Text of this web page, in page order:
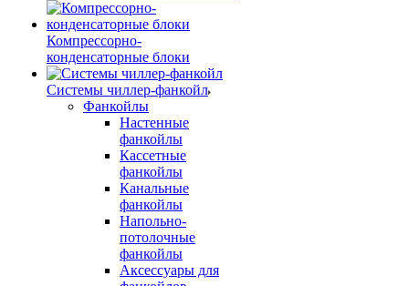
Компрессорно-
конденсаторные блоки
Системы чиллер-фанкойл
Фанкойлы
Настенные
фанкойлы
Кассетные
фанкойлы
Канальные
фанкойлы
Напольно-
потолочные
фанкойлы
Аксессуары для